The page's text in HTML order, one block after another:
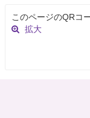
このページのQRコ
拡大